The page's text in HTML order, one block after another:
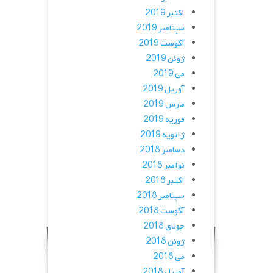
اکتبر 2019
سپتامبر 2019
آگوست 2019
ژوئن 2019
می 2019
آوریل 2019
مارس 2019
فوریه 2019
ژانویه 2019
دسامبر 2018
نوامبر 2018
اکتبر 2018
سپتامبر 2018
آگوست 2018
جولای 2018
ژوئن 2018
می 2018